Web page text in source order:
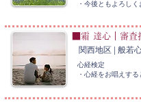
・今後ともよろし
■霜 達心｜審査
関西地区 | 般若
心経検定
・心経をお唱えす